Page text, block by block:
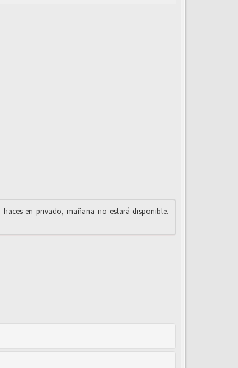
en privado, mañana no estará disponible.